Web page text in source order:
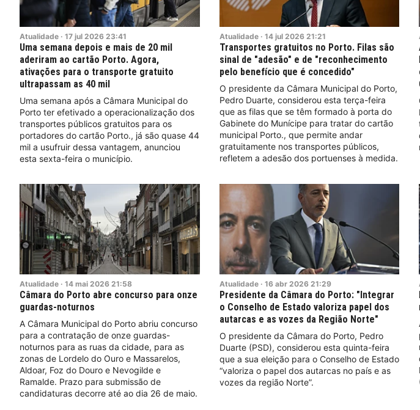
Atualidade · 17 jul 2026 23:41
Uma semana depois e mais de 20 mil
aderiram ao cartão Porto. Agora,
ativações para o transporte gratuito
ultrapassam as 40 mil
Uma semana após a Câmara Municipal do
Porto ter efetivado a operacionalização dos
transportes públicos gratuitos para os
portadores do cartão Porto., já são quase 44
mil a usufruir dessa vantagem, anunciou
esta sexta-feira o município.
Atualidade · 14 jul 2026 21:21
Transportes gratuitos no Porto. Filas são
sinal de "adesão" e de "reconhecimento
pelo benefício que é concedido"
O presidente da Câmara Municipal do Porto,
Pedro Duarte, considerou esta terça-feira
que as filas que se têm formado à porta do
Gabinete do Munícipe para tratar do cartão
municipal Porto., que permite andar
gratuitamente nos transportes públicos,
refletem a adesão dos portuenses à medida.
Atualidade · 14 mai 2026 21:58
Câmara do Porto abre concurso para onze
guardas-noturnos
A Câmara Municipal do Porto abriu concurso
para a contratação de onze guardas-
noturnos para as ruas da cidade, para as
zonas de Lordelo do Ouro e Massarelos,
Aldoar, Foz do Douro e Nevogilde e
Ramalde. Prazo para submissão de
candidaturas decorre até ao dia 26 de maio.
Atualidade · 16 abr 2026 21:29
Presidente da Câmara do Porto: "Integrar
o Conselho de Estado valoriza papel dos
autarcas e as vozes da Região Norte"
O presidente da Câmara do Porto, Pedro
Duarte (PSD), considerou esta quinta-feira
que a sua eleição para o Conselho de Estado
“valoriza o papel dos autarcas no país e as
vozes da região Norte”.